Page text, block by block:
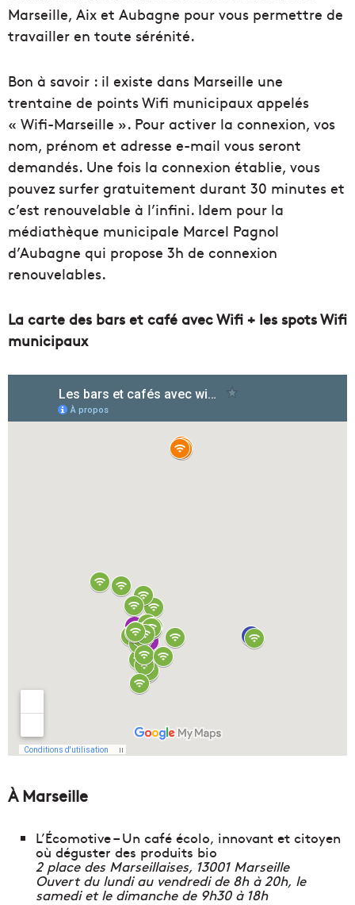
Marseille, Aix et Aubagne pour vous permettre de
travailler en toute sérénité.
Bon à savoir : il existe dans Marseille une
trentaine de points Wifi municipaux appelés
« Wifi-Marseille ». Pour activer la connexion, vos
nom, prénom et adresse e-mail vous seront
demandés. Une fois la connexion établie, vous
pouvez surfer gratuitement durant 30 minutes et
c’est renouvelable à l’infini. Idem pour la
médiathèque municipale Marcel Pagnol
d’Aubagne qui propose 3h de connexion
renouvelables.
La carte des bars et café avec Wifi + les spots Wifi
municipaux
À Marseille
L’Écomotive – Un café écolo, innovant et citoyen
où déguster des produits bio
2 place des Marseillaises, 13001 Marseille
Ouvert du lundi au vendredi de 8h à 20h, le
samedi et le dimanche de 9h30 à 18h